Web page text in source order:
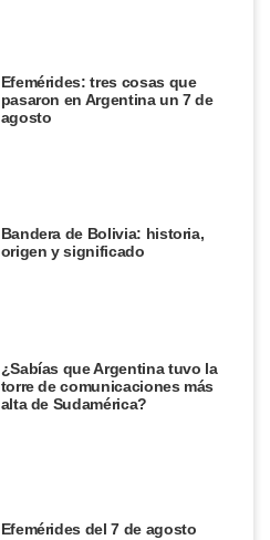
Efemérides: tres cosas que
pasaron en Argentina un 7 de
agosto
Bandera de Bolivia: historia,
origen y significado
¿Sabías que Argentina tuvo la
torre de comunicaciones más
alta de Sudamérica?
Efemérides del 7 de agosto